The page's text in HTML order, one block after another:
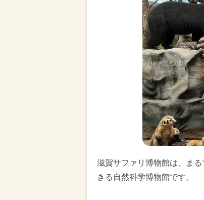
滋賀サファリ博物館は、ま
きる自然科学博物館です。